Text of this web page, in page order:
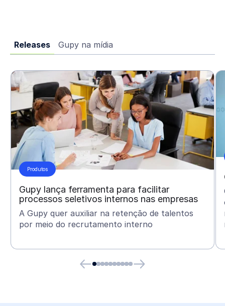
Releases Gupy na mídia
Produtos
Gupy lança ferramenta para facilitar
processos seletivos internos nas empresas
A Gupy quer auxiliar na retenção de talentos
por meio do recrutamento interno